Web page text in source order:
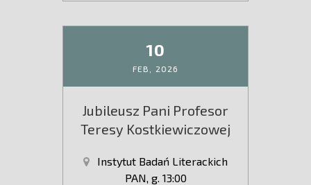
10
FEB, 2026
Jubileusz Pani Profesor
Teresy Kostkiewiczowej
Instytut Badań Literackich
PAN, g. 13:00